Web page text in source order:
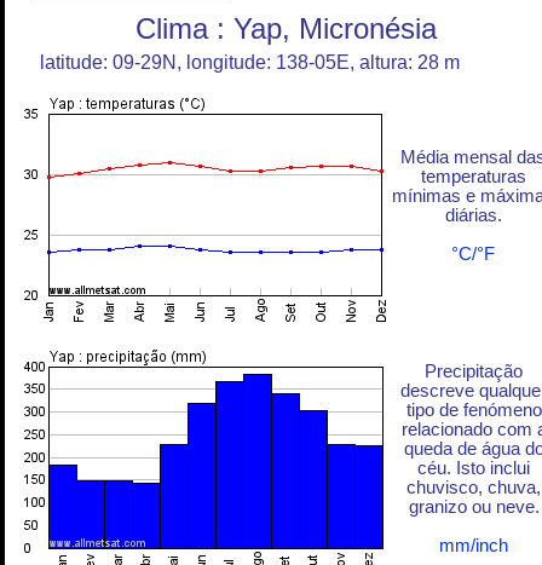
Clima : Yap, Micronésia
latitude: 09-29N, longitude: 138-05E, altura: 28 m
Média mensal
temperaturas
mínimas e
diárias.
°C/°F
Precipitação
descreve
tipo de fenómeno
relacionado com
queda de água
céu. Isto inclui
chuvisco, chuva,
granizo ou neve.
mm/inch